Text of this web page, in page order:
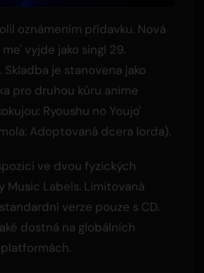
oznámením přídavku. Nová
vyjde jako singl 29.
je stanovena jako
pro druhou kůru anime
Ryoushu no Youjo'
Adoptovaná dcera lorda).
ve dvou fyzických
Music Labels. Limitovaná
verze pouze s CD.
dostná na globálních